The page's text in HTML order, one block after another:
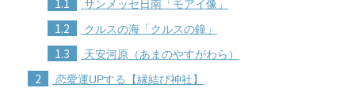
1.1 サンメッセ日南「モアイ像」
1.2 クルスの海「クルスの鐘」
1.3 天安河原（あまのやすがわら）
2 恋愛運UPする【縁結び神社】